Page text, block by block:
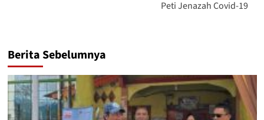
Peti Jenazah Covid-19
Berita Sebelumnya